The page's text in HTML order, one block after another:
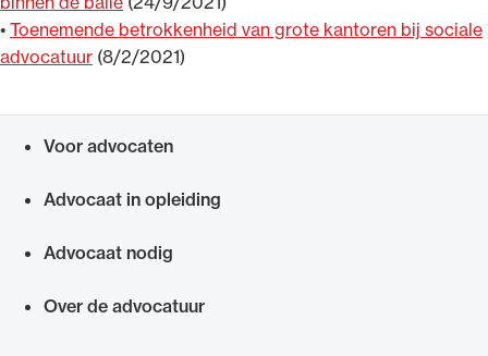
• Toenemende betrokkenheid van grote kantoren bij sociale
advocatuur (8/2/2021)
Voor advocaten
Advocaat in opleiding
Advocaat nodig
Over de advocatuur